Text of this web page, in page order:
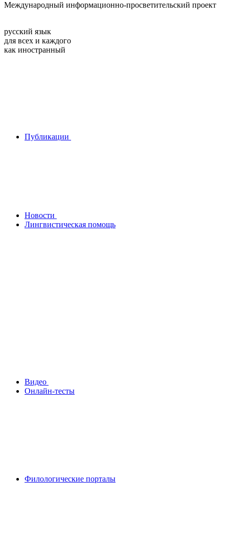
Международный информационно-просветительский проект
русский язык
для всех и каждого
как иностранный
Публикации
Новости
Лингвистическая помощь
Видео
Онлайн-тесты
Филологические порталы